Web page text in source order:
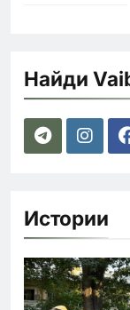
Найди
Истории